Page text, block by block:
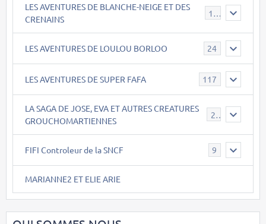
LES AVENTURES DE BLANCHE-NEIGE ET DES
CRENAINS
17
LES AVENTURES DE LOULOU BORLOO 24
LES AVENTURES DE SUPER FAFA 117
LA SAGA DE JOSE, EVA ET AUTRES CREATURES
GROUCHOMARTIENNES
26
FIFI Controleur de la SNCF 9
MARIANNE2 ET ELIE ARIE